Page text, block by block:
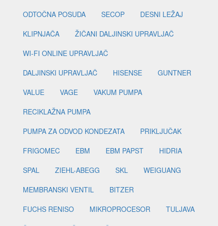
ODTOČNA POSUDA
SECOP
DESNI LEŽAJ
KLIPNJAČA
ŽIČANI DALJINSKI UPRAVLJAČ
WI-FI ONLINE UPRAVLJAČ
DALJINSKI UPRAVLJAČ
HISENSE
GUNTNER
VALUE
VAGE
VAKUM PUMPA
RECIKLAŽNA PUMPA
PUMPA ZA ODVOD KONDEZATA
PRIKLJUČAK
FRIGOMEC
EBM EBM PAPST
HIDRIA
SPAL
ZIEHL-ABEGG SKL
WEIGUANG
MEMBRANSKI VENTIL
BITZER
FUCHS RENISO
MIKROPROCESOR
TULJAVA